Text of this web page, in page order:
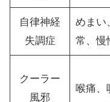
自律神経
失調症
めまい
常、慢
クーラー
風邪
喉痛、